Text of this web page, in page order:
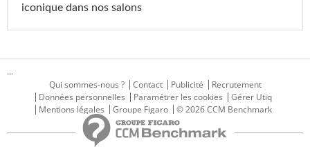
iconique dans nos salons
...
Qui sommes-nous ?
Contact Publicité
Recrutement
Données personnelles
Paramétrer les cookies
Gérer Utiq
Mentions légales
Groupe Figaro © 2026 CCM Benchmark